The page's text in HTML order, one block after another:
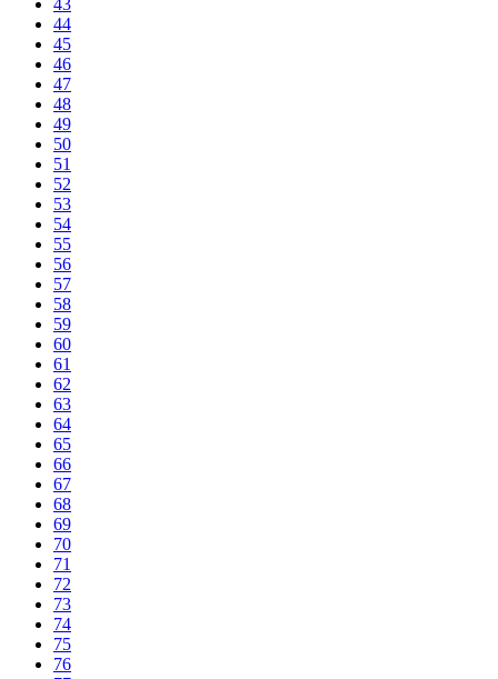
43
44
45
46
47
48
49
50
51
52
53
54
55
56
57
58
59
60
61
62
63
64
65
66
67
68
69
70
71
72
73
74
75
76